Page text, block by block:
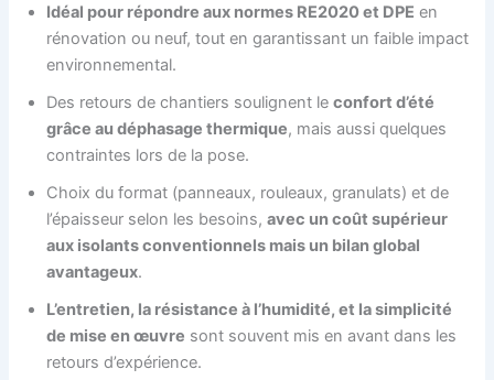
Idéal pour répondre aux normes RE2020 et DPE en
rénovation ou neuf, tout en garantissant un faible impact
environnemental.
Des retours de chantiers soulignent leconfort d’été
grâce au déphasage thermique, mais aussi quelques
contraintes lors de la pose.
Choix du format (panneaux, rouleaux, granulats) et de
l’épaisseur selon les besoins,avec un coût supérieur
aux isolants conventionnels mais un bilan global
avantageux.
L’entretien, la résistance à l’humidité, et la simplicité
de mise en œuvre sont souvent mis en avant dans les
retours d’expérience.